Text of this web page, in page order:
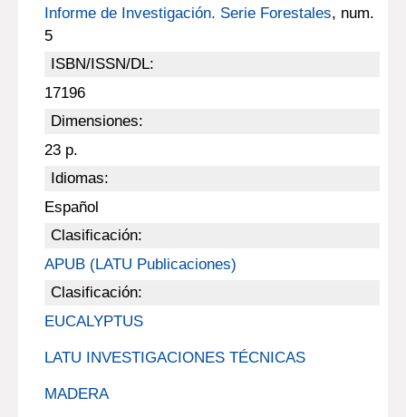
Informe de Investigación. Serie Forestales, num.
5
ISBN/ISSN/DL:
17196
Dimensiones:
23 p.
Idiomas:
Español
Clasificación:
APUB (LATU Publicaciones)
Clasificación:
EUCALYPTUS
LATU INVESTIGACIONES TÉCNICAS
MADERA